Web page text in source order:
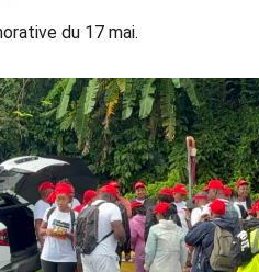
du 17 mai.